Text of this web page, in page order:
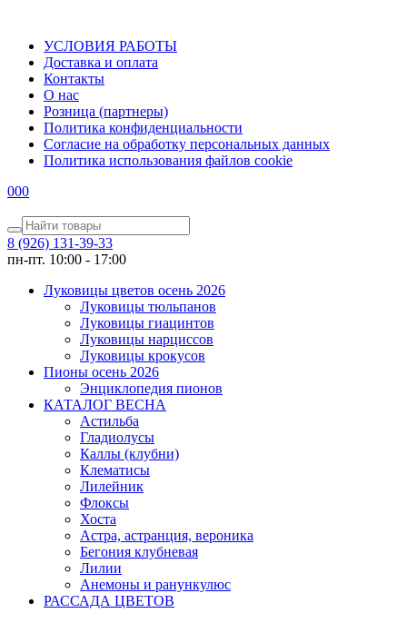
УСЛОВИЯ РАБОТЫ
Доставка и оплата
Контакты
О наc
Розница (партнеры)
Политика конфиденциальности
Согласие на обработку персональных данных
Политика использования файлов сookie
000
8 (926) 131-39-33
пн-пт. 10:00 - 17:00
Луковицы цветов осень 2026
Луковицы тюльпанов
Луковицы гиацинтов
Луковицы нарциссов
Луковицы крокусов
Пионы осень 2026
Энциклопедия пионов
КАТАЛОГ ВЕСНА
Астильба
Гладиолусы
Каллы (клубни)
Клематисы
Лилейник
Флоксы
Хоста
Астра, астранция, вероника
Бегония клубневая
Лилии
Анемоны и ранункулюс
РАССАДА ЦВЕТОВ